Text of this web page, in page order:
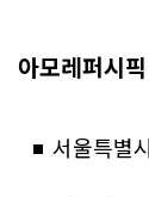
아모레퍼시
서울특별